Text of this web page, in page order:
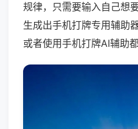
规律，只需要输入自己想
生成出手机打牌专用辅助
或者使用手机打牌AI辅助